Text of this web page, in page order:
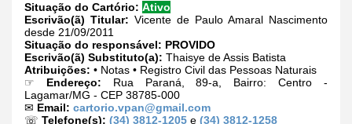
Situação do Cartório: Ativo
Escrivão(ã) Titular: Vicente de Paulo Amaral Nascimento
desde 21/09/2011
Situação do responsável: PROVIDO
Escrivão(ã) Substituto(a): Thaisye de Assis Batista
Atribuições: • Notas • Registro Civil das Pessoas Naturais
☞ Endereço: Rua Paraná, 89-a, Bairro: Centro -
Lagamar/MG - CEP 38785-000
✉ Email: cartorio.vpan@gmail.com
☏ Telefone(s): (34) 3812-1205 e (34) 3812-1258